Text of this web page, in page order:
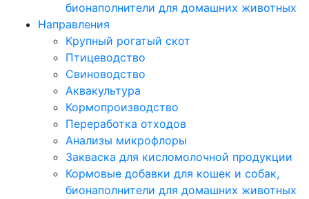
бионаполнители для домашних животных
Направления
Крупный рогатый скот
Птицеводство
Свиноводство
Аквакультура
Кормопроизводство
Переработка отходов
Анализы микрофлоры
Закваска для кисломолочной продукции
Кормовые добавки для кошек и собак,
бионаполнители для домашних животных